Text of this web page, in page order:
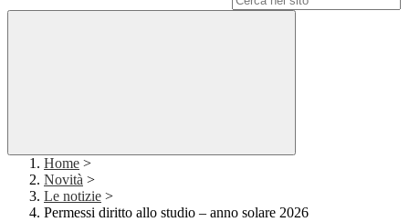
Home >
Novità >
Le notizie >
Permessi diritto allo studio – anno solare 2026